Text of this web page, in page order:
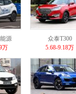
源
万
众泰T300
5.68-9.18万